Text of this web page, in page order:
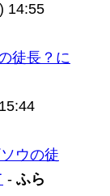
14:55
徒長？に
ウの徒
- ふら